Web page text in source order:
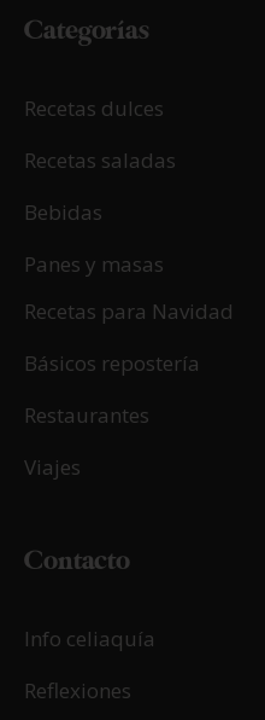
Categorías
Recetas dulces
Recetas saladas
Bebidas
Panes y masas
Recetas para Navidad
Básicos repostería
Restaurantes
Viajes
Contacto
Info celiaquía
Reflexiones